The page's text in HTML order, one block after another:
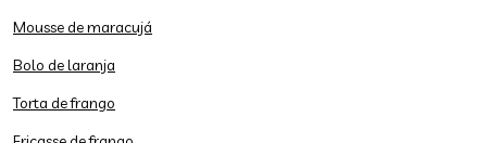
Mousse de maracujá
Bolo de laranja
Torta de frango